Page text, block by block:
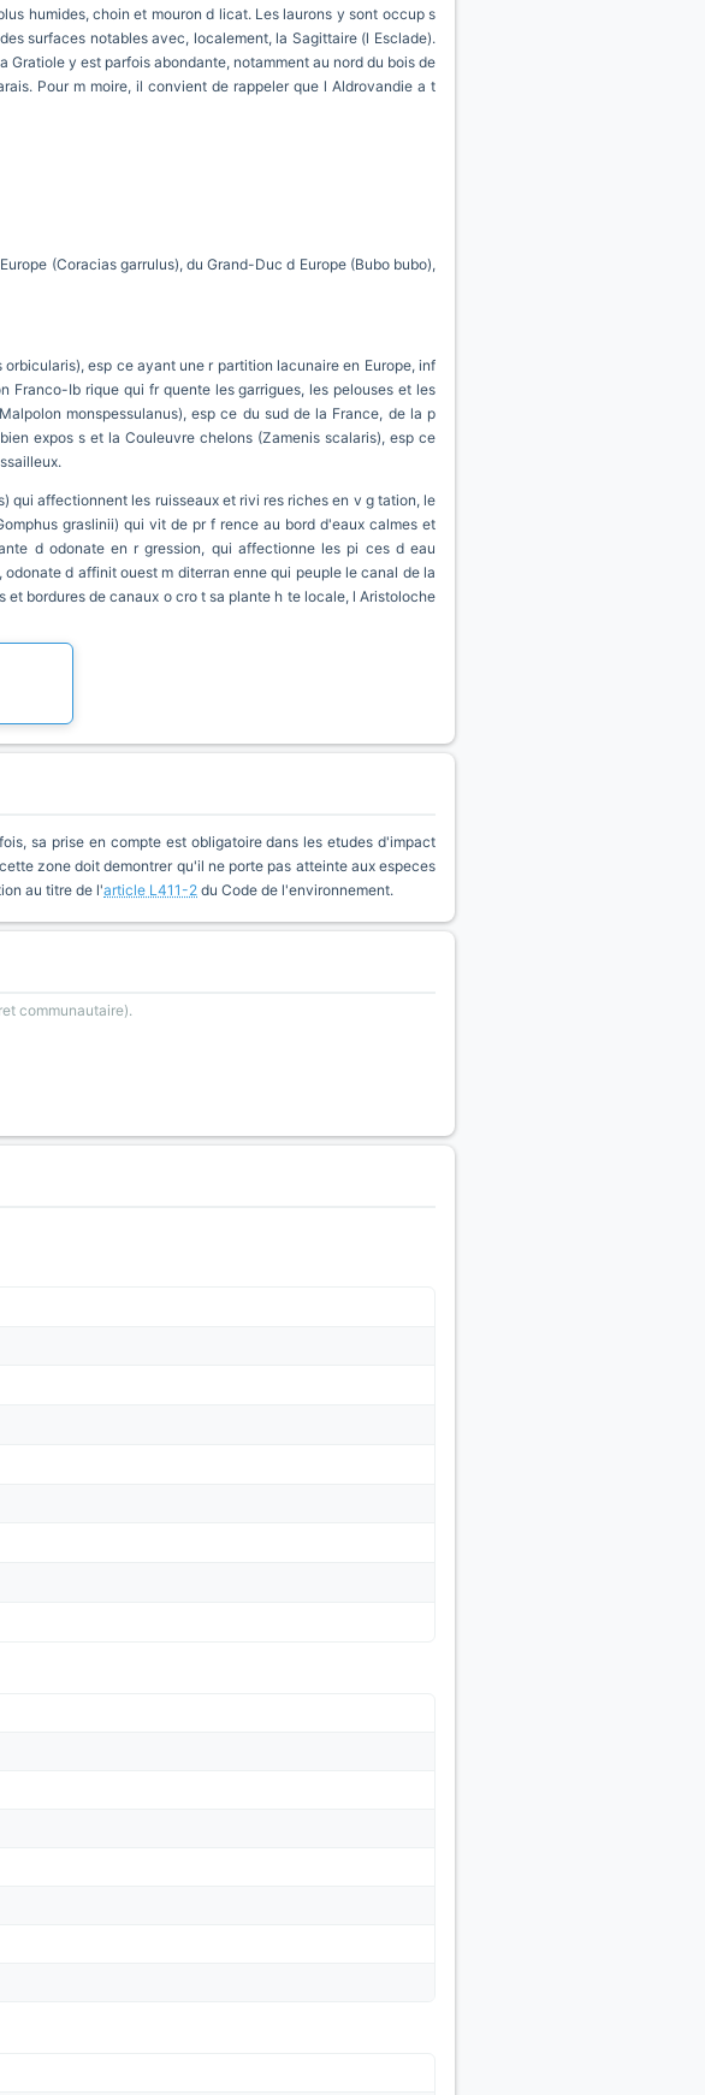
humides, choin et mouron d licat. Les laurons y sont occup s
surfaces notables avec, localement, la Sagittaire (l Esclade).
Gratiole y est parfois abondante, notamment au nord du bois de
Pour m moire, il convient de rappeler que l Aldrovandie a t
(Coracias garrulus), du Grand-Duc d Europe (Bubo bubo),
esp ce ayant une r partition lacunaire en Europe, inf
Franco-Ib rique qui fr quente les garrigues, les pelouses et les
monspessulanus), esp ce du sud de la France, de la p
expos s et la Couleuvre chelons (Zamenis scalaris), esp ce
qui affectionnent les ruisseaux et rivi res riches en v g tation, le
graslinii) qui vit de pr f rence au bord d'eaux calmes et
d odonate en r gression, qui affectionne les pi ces d eau
d affinit ouest m diterran enne qui peuple le canal de la
bordures de canaux o cro t sa plante h te locale, l Aristoloche
sa prise en compte est obligatoire dans les etudes d'impact
zone doit demontrer qu'il ne porte pas atteinte aux especes
au titre de l'article L411-2 du Code de l'environnement.
communautaire).